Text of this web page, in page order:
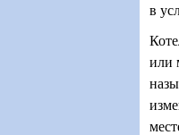
в
или